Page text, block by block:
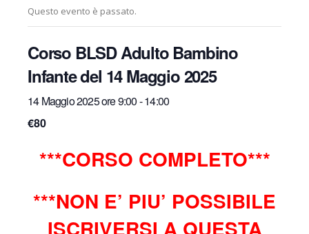
Questo evento è passato.
Corso BLSD Adulto Bambino
Infante del 14 Maggio 2025
14 Maggio 2025 ore 9:00-14:00
€80
***CORSO COMPLETO***
***NON E’ PIU’ POSSIBILE
ISCRIVERSI A QUESTA